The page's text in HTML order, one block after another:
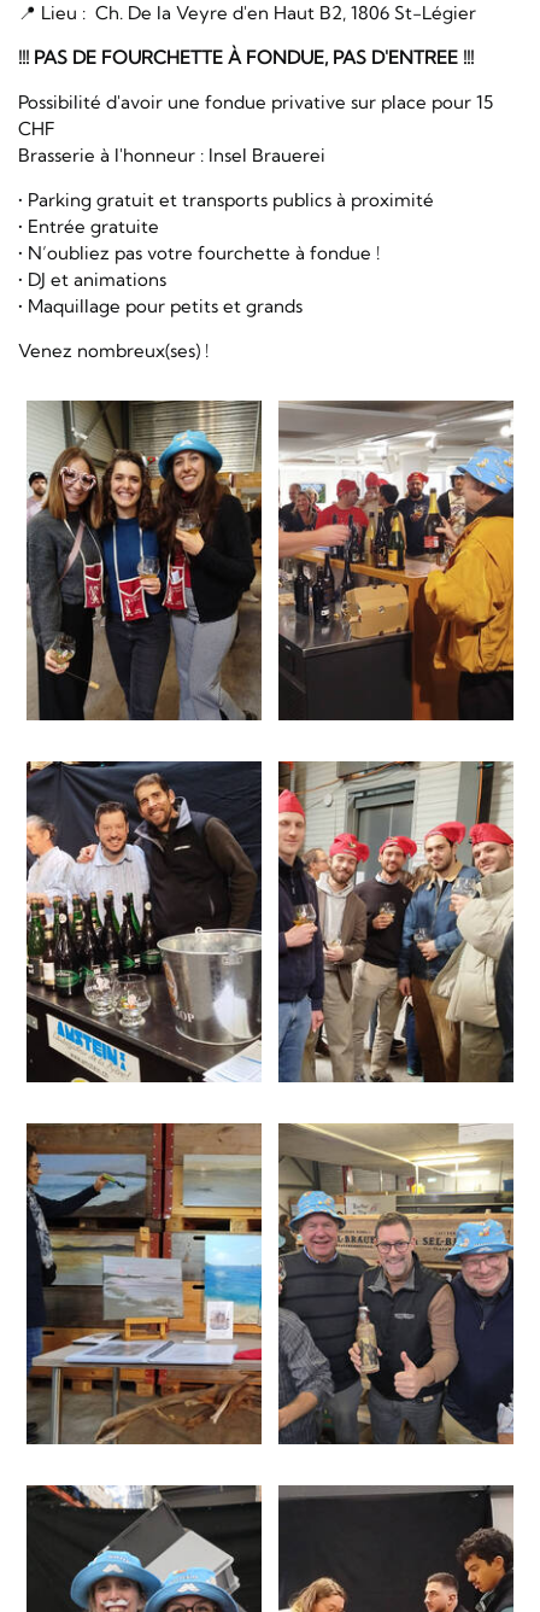
📍 Lieu : Ch. De la Veyre d'en Haut B2, 1806 St-Légier
!!! PAS DE FOURCHETTE À FONDUE, PAS D'ENTREE !!!
Possibilité d'avoir une fondue privative sur place pour 15
CHF
Brasserie à l'honneur : Insel Brauerei
• Parking gratuit et transports publics à proximité
• Entrée gratuite
• N’oubliez pas votre fourchette à fondue !
• DJ et animations
• Maquillage pour petits et grands
Venez nombreux(ses) !